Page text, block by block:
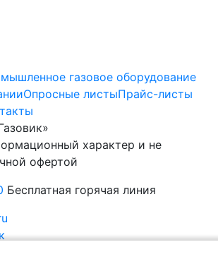
Опросные листыПрайс-листы
характер и не
офертой
Бесплатная горячая линия